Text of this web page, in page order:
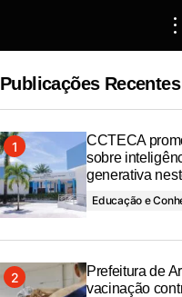
Faróis valorizam região em
Senhora do Socorro
Publicações Recentes
CCTECA
sobre
generativa
Educação e
Prefeitura de
vacinação